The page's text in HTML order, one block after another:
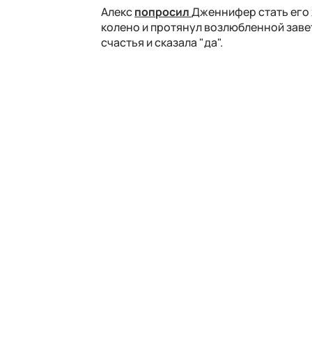
АлекспопросилДженнифер стать его
колено и протянул возлюбленной
счастья и сказала "да".